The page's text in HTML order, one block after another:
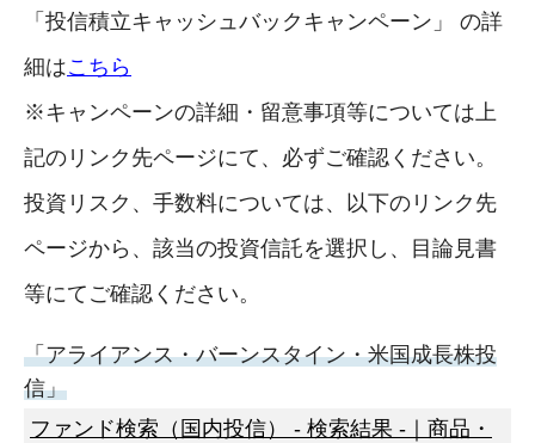
「投信積立キャッシュバックキャンペーン」 の詳
細はこちら
※キャンペーンの詳細・留意事項等については上
記のリンク先ページにて、必ずご確認ください。
投資リスク、手数料については、以下のリンク先
ページから、該当の投資信託を選択し、目論見書
等にてご確認ください。
「アライアンス・バーンスタイン・米国成長株投
信」
ファンド検索（国内投信） - 検索結果 -｜商品・